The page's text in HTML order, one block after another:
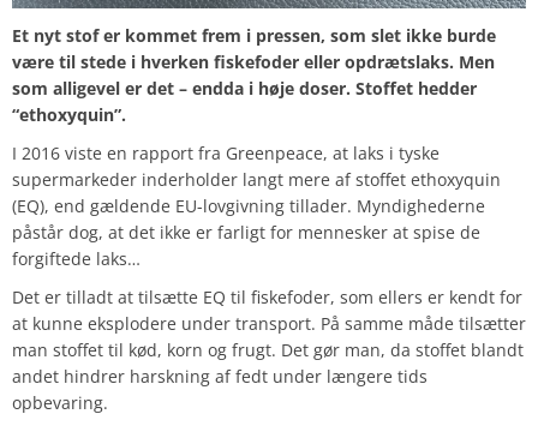
Et nyt stof er kommet frem i pressen, som slet ikke burde
være til stede i hverken fiskefoder eller opdrætslaks. Men
som alligevel er det – endda i høje doser. Stoffet hedder
“ethoxyquin”.
I 2016 viste en rapport fra Greenpeace, at laks i tyske
supermarkeder inderholder langt mere af stoffet ethoxyquin
(EQ), end gældende EU-lovgivning tillader. Myndighederne
påstår dog, at det ikke er farligt for mennesker at spise de
forgiftede laks…
Det er tilladt at tilsætte EQ til fiskefoder, som ellers er kendt for
at kunne eksplodere under transport. På samme måde tilsætter
man stoffet til kød, korn og frugt. Det gør man, da stoffet blandt
andet hindrer harskning af fedt under længere tids
opbevaring.